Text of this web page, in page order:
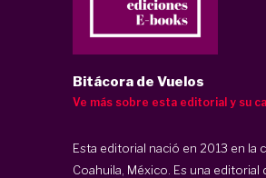
Bitácora de Vuelos
Ve más sobre esta editorial y su
Esta editorial nació en 2013 en la
Coahuila, México. Es una